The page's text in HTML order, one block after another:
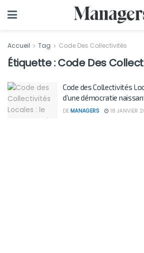
Accueil Tag Code Des Collectivités
Étiquette :Code Des
Code des Collectivités
d’une démocratie
DE MANAGERS 18 JANVIER